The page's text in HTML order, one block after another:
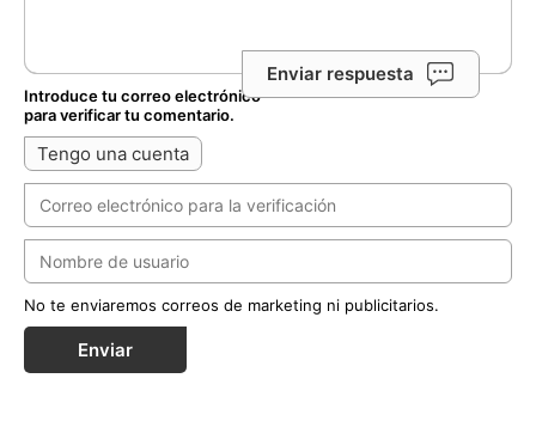
Enviar respuesta
Introduce tu correo electrónico
para verificar tu comentario.
Tengo una cuenta
No te enviaremos correos de marketing ni publicitarios.
Enviar